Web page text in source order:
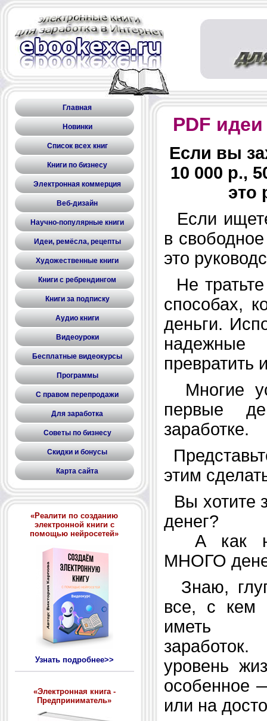
Главная
Новинки
Список всех книг
Книги по бизнесу
Электронная коммерция
Веб-дизайн
Научно-популярные книги
Идеи, ремёсла, рецепты
Художественные книги
Книги с ребрендингом
Книги за подписку
Аудио книги
Видеоуроки
Бесплатные видеокурсы
Программы
С правом перепродажи
Для заработка
Советы по бизнесу
Скидки и бонусы
Карта сайта
«Реалити по созданию
электронной книги с
помощью нейросетей»
Узнать подробнее>>
«Электронная книга -
Предприниматель»
PDF
Если вы
10 000 р.,
это
Если
в
это
Не
способах,
деньги.
надежные
превратить
Многие
первые
заработке.
этим
Вы хотите
денег?
А как
МНОГО
Знаю,
все, с кем
иметь
уровень
особенное
или на